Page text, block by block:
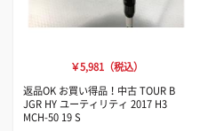
￥5,981（税込）
返品OK お買い得品！中古 TOUR B
JGR HY ユーティリティ 2017 H3
MCH-50 19 S